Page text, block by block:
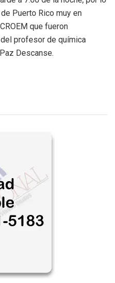
Puerto Rico muy en
que fueron
profesor de química
Descanse.